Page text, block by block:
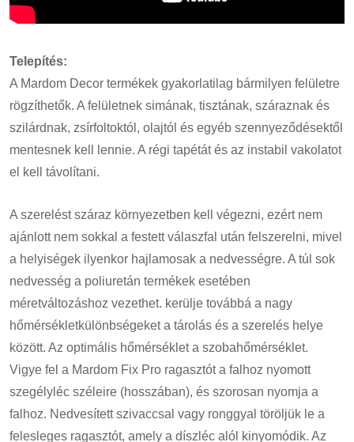
Telepítés:
A Mardom Decor termékek gyakorlatilag bármilyen felületre
rögzíthetők. A felületnek simának, tisztának, száraznak és
szilárdnak, zsírfoltoktól, olajtól és egyéb szennyeződésektől
mentesnek kell lennie. A régi tapétát és az instabil vakolatot
el kell távolítani.
A szerelést száraz környezetben kell végezni, ezért nem
ajánlott nem sokkal a festett válaszfal után felszerelni, mivel
a helyiségek ilyenkor hajlamosak a nedvességre. A túl sok
nedvesség a poliuretán termékek esetében
méretváltozáshoz vezethet. kerülje továbbá a nagy
hőmérsékletkülönbségeket a tárolás és a szerelés helye
között. Az optimális hőmérséklet a szobahőmérséklet.
Vigye fel a Mardom Fix Pro ragasztót a falhoz nyomott
szegélyléc széleire (hosszában), és szorosan nyomja a
falhoz. Nedvesített szivaccsal vagy ronggyal töröljük le a
felesleges ragasztót, amely a díszléc alól kinyomódik. Az